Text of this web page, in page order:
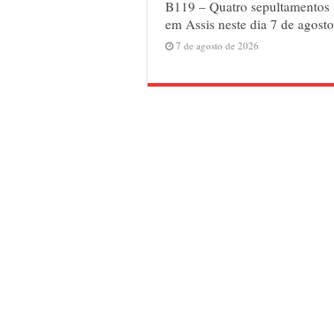
B119 – Quatro sepultamentos
em Assis neste dia 7 de agosto
7 de agosto de 2026